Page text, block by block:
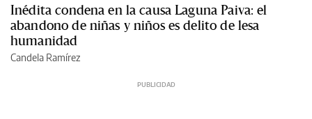
Inédita condena en la causa Laguna Paiva: el
abandono de niñas y niños es delito de lesa
humanidad
Candela Ramírez